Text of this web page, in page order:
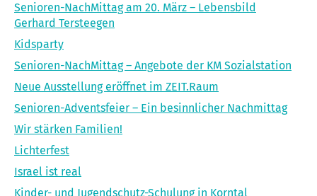
Senioren-NachMittag am 20. März – Lebensbild
Gerhard Tersteegen
Kidsparty
Senioren-NachMittag – Angebote der KM Sozialstation
Neue Ausstellung eröffnet im ZEIT.Raum
Senioren-Adventsfeier – Ein besinnlicher Nachmittag
Wir stärken Familien!
Lichterfest
Israel ist real
Kinder- und Jugendschutz-Schulung in Korntal